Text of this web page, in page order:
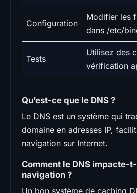
Configuration
Modifier les
dans /etc/
Tests
Utilisez des
vérification
Qu’est-ce que le DNS ?
Le DNS est un système qui
domaine en adresses IP,
navigation sur Internet.
Comment le DNS impacte-
navigation ?
Un bon système de caching